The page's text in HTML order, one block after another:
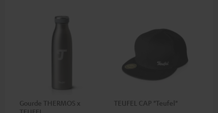
Gourde THERMOS x
TEUFEL CAP "Teufel"